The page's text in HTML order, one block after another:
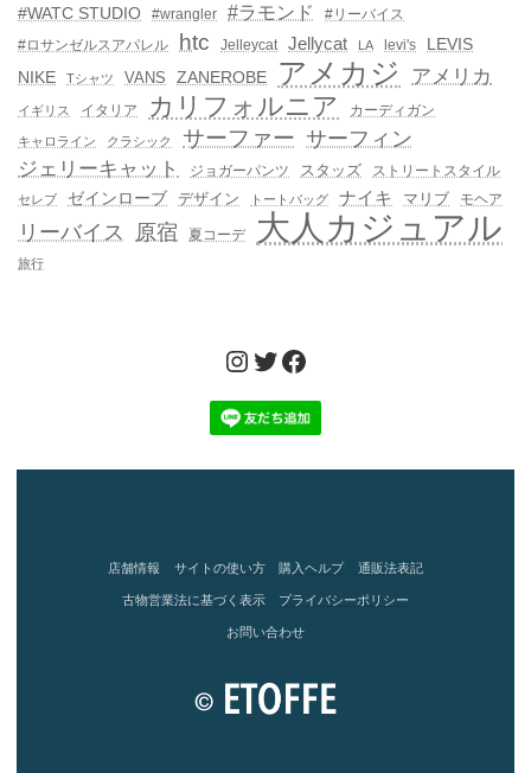
#WATC STUDIO #wrangler #ラモンド
#リーバイス
#ロサンゼルスアパレル
htc Jelleycat Jellycat LA levi's
LEVIS
NIKE
Tシャツ VANS ZANEROBE アメカジ アメリカ
イギリス イタリア カリフォルニア カーディガン
キャロライン クラシック サーファー サーフィン
ジェリーキャット
ジョガーパンツ スタッズ ストリートスタイル
セレブ ゼインローブ デザイン トートバッグ ナイキ マリブ モヘア
リーバイス 原宿 夏コーデ 大人カジュアル
旅行
Instagram
Twitter
Facebook
店舗情報 サイトの使い方 購入ヘルプ 通販法表記
古物営業法に基づく表示 プライバシーポリシー
お問い合わせ